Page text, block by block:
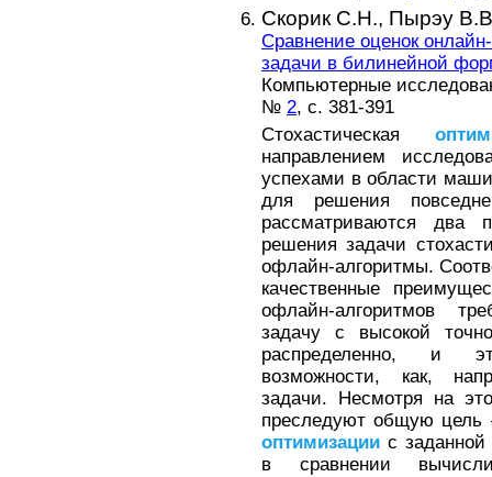
Скорик С.Н., Пырэу
Сравнение оценок
задачи в билинейной
Компьютерные
№ 2, с. 381-391
Стохастическая
направлением
успехами в области
для решения
рассматриваются два
решения задачи
офлайн-алгоритмы.
качественные
офлайн-алгоритмов
задачу с высокой
распределенно, и
возможности, как,
задачи. Несмотря на
преследуют общую цель
оптимизации с
в сравнении